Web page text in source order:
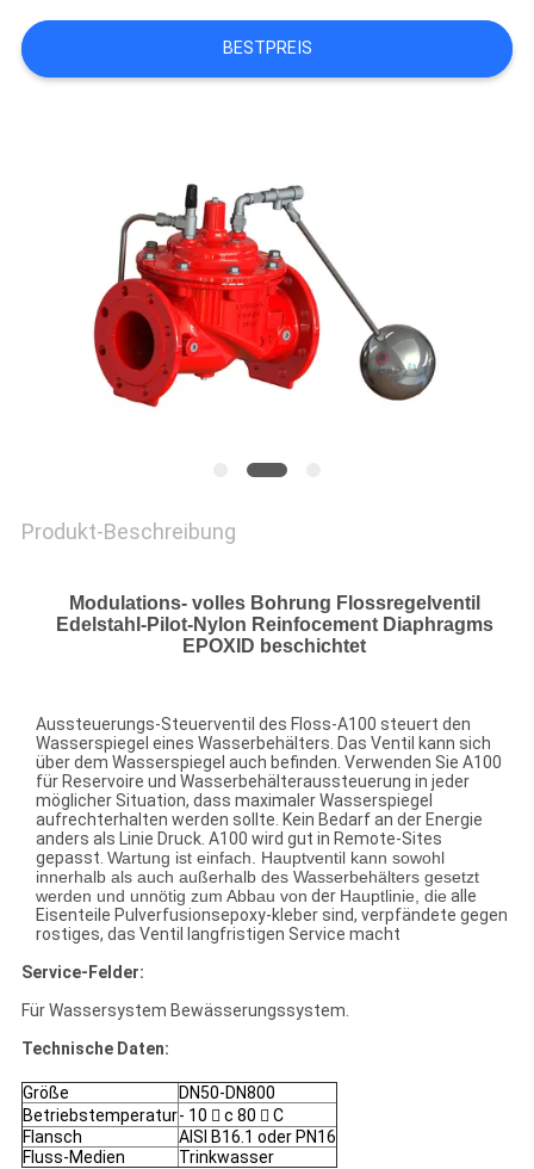
DATENSCHUTZERKLÄRUNG
BESTPREIS
Produkt-Beschreibung
Modulations- volles Bohrung Flossregelventil
Edelstahl-Pilot-Nylon Reinfocement Diaphragms
EPOXID beschichtet
Aussteuerungs-Steuerventil des Floss-A100 steuert den
Wasserspiegel eines Wasserbehälters. Das Ventil kann sich
über dem Wasserspiegel auch befinden. Verwenden Sie A100
für Reservoire und Wasserbehälteraussteuerung in jeder
möglicher Situation, dass maximaler Wasserspiegel
aufrechterhalten werden sollte. Kein Bedarf an der Energie
anders als Linie Druck. A100 wird gut in Remote-Sites
gepasst.Wartung ist einfach. Hauptventil kann sowohl
innerhalb als auch außerhalb des Wasserbehälters gesetzt
werden und unnötig zum Abbau von der Hauptlinie, die alle
Eisenteile Pulverfusionsepoxy-kleber sind, verpfändete gegen
rostiges, das Ventil langfristigen Service macht
Service-Felder:
Für Wassersystem Bewässerungssystem.
Technische Daten:
Größe
DN50-DN800
Betriebstemperatur- 10  c 80  C
Flansch
AISI B16.1 oder PN16
Fluss-Medien
Trinkwasser